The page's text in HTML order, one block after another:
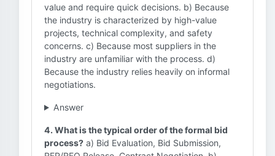
value and require quick decisions. b) Because
the industry is characterized by high-value
projects, technical complexity, and safety
concerns. c) Because most suppliers in the
industry are unfamiliar with the process. d)
Because the industry relies heavily on informal
negotiations.
Answer
4. What is the typical order of the formal bid
process? a) Bid Evaluation, Bid Submission,